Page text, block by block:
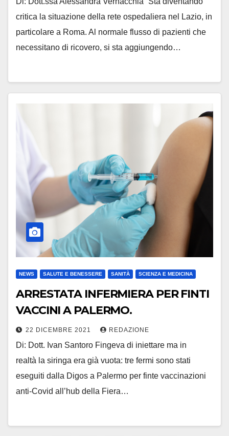
critica la situazione della rete ospedaliera nel Lazio, in
particolare a Roma. Al normale flusso di pazienti che
necessitano di ricovero, si sta aggiungendo…
NEWS SALUTE E BENESSERE SANITÀ SCIENZA E MEDICINA
ARRESTATA INFERMIERA PER FINTI
VACCINI A PALERMO.
22 DICEMBRE 2021 REDAZIONE
Di: Dott. Ivan Santoro Fingeva di iniettare ma in
realtà la siringa era già vuota: tre fermi sono stati
eseguiti dalla Digos a Palermo per finte vaccinazioni
anti-Covid all’hub della Fiera…